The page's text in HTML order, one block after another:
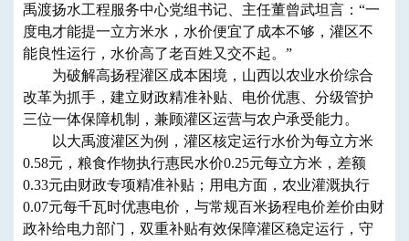
禹渡扬水工程服务中心党组书记、主任董曾武坦言：“一
度电才能提一立方米水，水价便宜了成本不够，灌区不
能良性运行，水价高了老百姓又交不起。”
为破解高扬程灌区成本困境，山西以农业水价综合
改革为抓手，建立财政精准补贴、电价优惠、分级管护
三位一体保障机制，兼顾灌区运营与农户承受能力。
以大禹渡灌区为例，灌区核定运行水价为每立方米
0.58元，粮食作物执行惠民水价0.25元每立方米，差额
0.33元由财政专项精准补贴；用电方面，农业灌溉执行
0.07元每千瓦时优惠电价，与常规百米扬程电价差价由财
政补给电力部门，双重补贴有效保障灌区稳定运行，守